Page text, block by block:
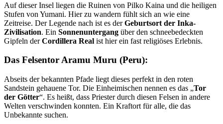
Auf dieser Insel liegen die Ruinen von Pilko Kaina und die heiligen
Stufen von Yumani. Hier zu wandern fühlt sich an wie eine
Zeitreise. Der Legende nach ist es derGeburtsort der Inka-
Zivilisation. Ein Sonnenuntergang über den schneebedeckten
Gipfeln derCordillera Real ist hier ein fast religiöses Erlebnis.
Das Felsentor Aramu Muru (Peru):
Abseits der bekannten Pfade liegt dieses perfekt in den roten
Sandstein gehauene Tor. Die Einheimischen nennen es das „Tor
der Götter“. Es heißt, dass Priester durch diesen Felsen in andere
Welten verschwinden konnten. Ein Kraftort für alle, die das
Unbekannte suchen.